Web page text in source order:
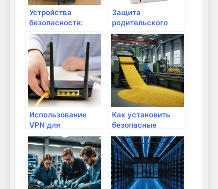
Устройства
безопасности:
антивирусы,
фильтры и
контроль доступа
Защита
родительского
контроля и
мониторинга
активности в сети
Использование
VPN для
безопасного
удаленного
доступа к
домашней сети
Как установить
безопасные
настройки для
детей?